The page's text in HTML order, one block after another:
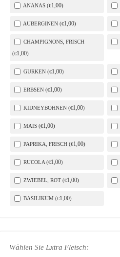
ANANAS (€1,00)
AUBERGINEN (€1,00)
CHAMPIGNONS, FRISCH
(€1,00)
GURKEN (€1,00)
ERBSEN (€1,00)
KIDNEYBOHNEN (€1,00)
MAIS (€1,00)
PAPRIKA, FRISCH (€1,00)
RUCOLA (€1,00)
ZWIEBEL, ROT (€1,00)
BASILIKUM (€1,00)
Wählen Sie Extra Fleisch: